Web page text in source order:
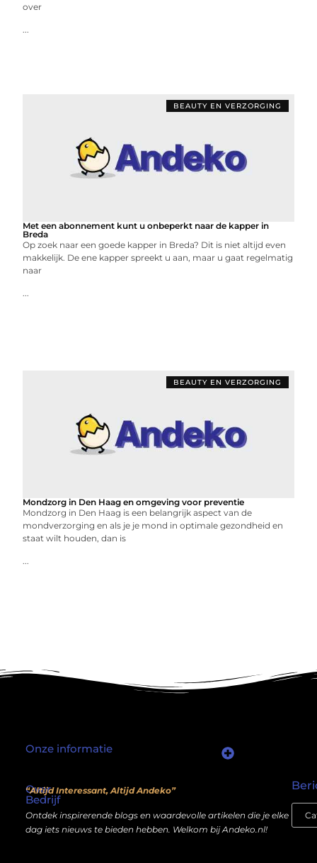
over
...
BEAUTY EN VERZORGING
Met een abonnement kunt u onbeperkt naar de kapper in
Breda
Op zoek naar een goede kapper in Breda? Dit is niet altijd even
makkelijk. De ene kapper spreekt u aan, maar u gaat regelmatig
naar
...
BEAUTY EN VERZORGING
Mondzorg in Den Haag en omgeving voor preventie
Mondzorg in Den Haag is een belangrijk aspect van de
mondverzorging en als je je mond in optimale gezondheid en
staat wilt houden, dan is
...
Over
Bedrijf
“Altijd Interessant, Altijd Andeko”
Ontdek inspirerende blogs en waardevolle artikelen die je elke
dag iets nieuws te bieden hebben. Welkom bij Andeko.nl!
Onze informatie